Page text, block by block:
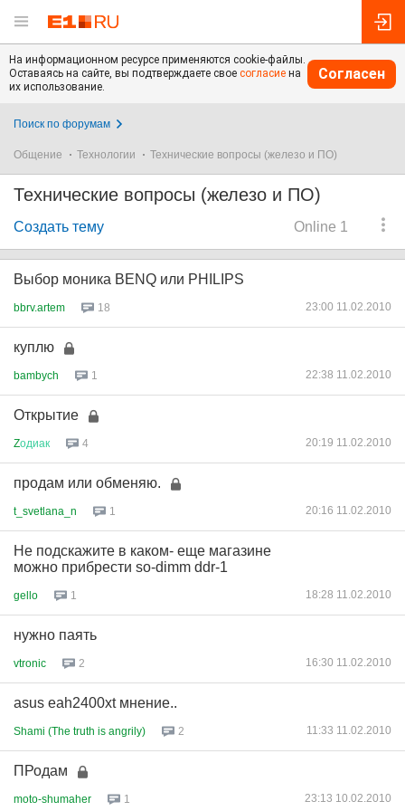
На информационном ресурсе применяются cookie-файлы.
Оставаясь на сайте, вы подтверждаете свое согласие на
их использование.
Согласен
Поиск по форумам
Общение Технологии Технические вопросы (железо и ПО)
Технические вопросы (железо и ПО)
Online 1
Создать тему
Выбор моника BENQ или PHILIPS
bbrv.artem 18 23:00 11.02.2010
куплю
bambych 1 22:38 11.02.2010
Открытие
Zодиак 4 20:19 11.02.2010
продам или обменяю.
t_svetlana_n 1 20:16 11.02.2010
Не подскажите в каком- еще магазине
можно прибрести so-dimm ddr-1
gello 1 18:28 11.02.2010
нужно паять
vtronic 2 16:30 11.02.2010
asus eah2400xt мнение..
Shami (The truth is angrily) 2 11:33 11.02.2010
ПРодам
moto-shumaher 1 23:13 10.02.2010